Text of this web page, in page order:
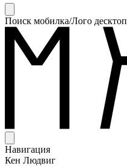
Поиск мобилка/Лого десктоп
Навигация
Кен Людвиг